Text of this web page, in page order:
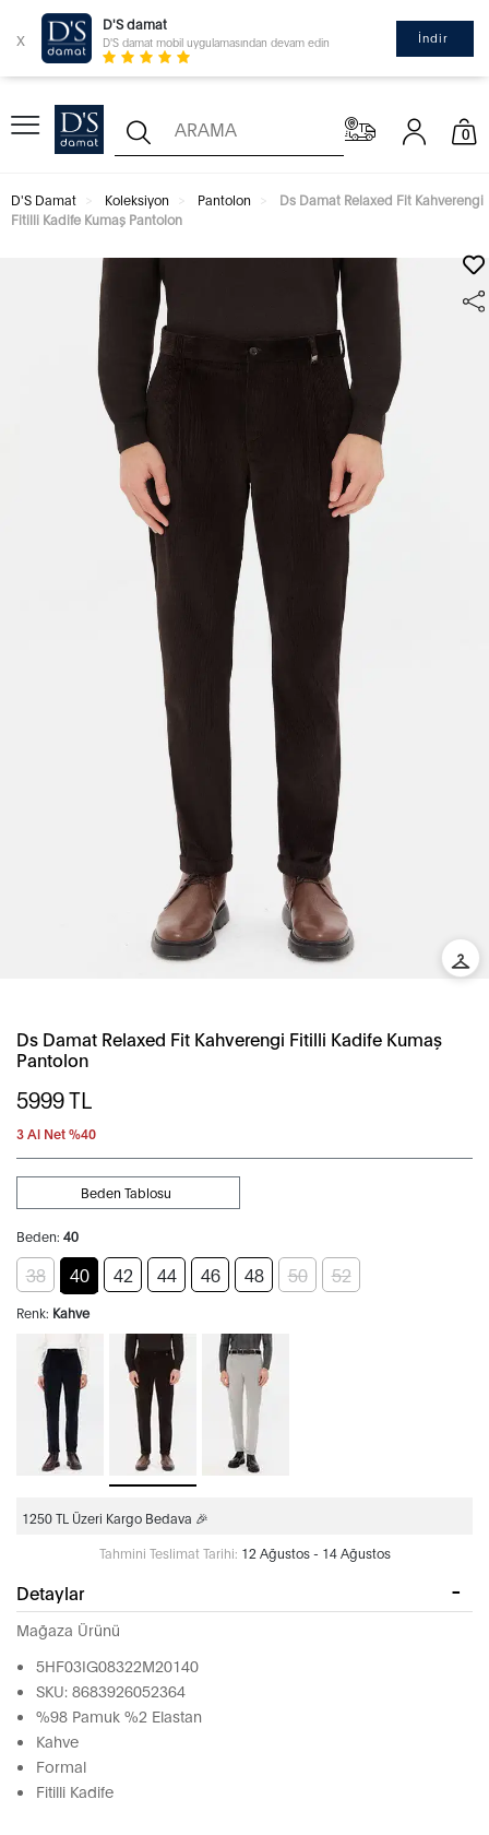
x
D'S damat
D'S damat mobil uygulamasından devam edin İndir
0
D'S Damat Koleksiyon Pantolon
Ds Damat Relaxed Fit Kahverengi
Fitilli Kadife Kumaş Pantolon
Ds Damat Relaxed Fit Kahverengi Fitilli Kadife Kumaş
Pantolon
5999TL
3 Al Net %40
Beden: 40
Beden Tablosu
38 40 42 44 46 48 50 52
Renk: Kahve
1250 TL Üzeri Kargo Bedava 🎉
Tahmini Teslimat Tarihi: 12 Ağustos - 14 Ağustos
Detaylar
Mağaza Ürünü
5HF03IG08322M20140
SKU: 8683926052364
%98 Pamuk %2 Elastan
Kahve
Formal
Fitilli Kadife